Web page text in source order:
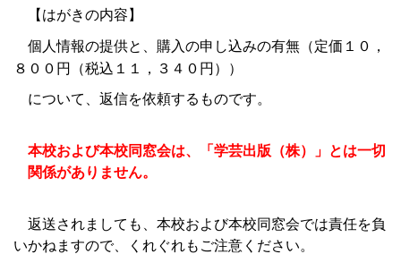
【はがきの内容】
個人情報の提供と、購入の申し込みの有無 （定価１０，
８００円（税込１１，３４０円））
について、返信を依頼するものです。
本校および本校同窓会は、「学芸出版（株）」とは一切
関係がありません。
返送されましても、本校および本校同窓会では責任を負
いかねますので、くれぐれもご注意ください。